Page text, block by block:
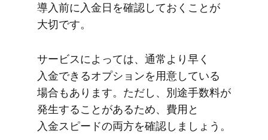
導入前に​入金日を​確認しておく​ことが​
大切です。
サービスに​よっては、​通常より​早く​
入金できる​オプションを​用意している​
場合も​あります。​ただし、​別途手数料が​
発生する​ことがある​ため、​費用と​
入金スピードの​両方を​確認しましょう。